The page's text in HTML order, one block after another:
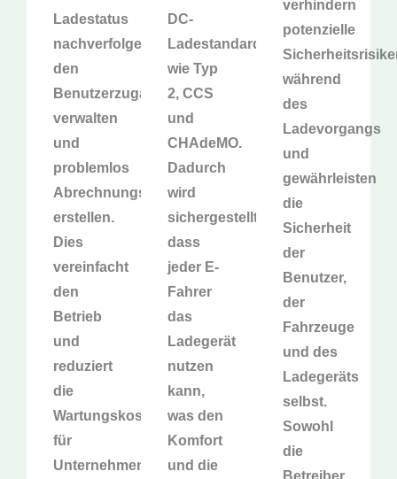
Ladestatus
nachverfolgen,
den
Benutzerzugang
verwalten
und
problemlos
Abrechnungsberichte
erstellen.
Dies
vereinfacht
den
Betrieb
und
reduziert
die
Wartungskosten
für
Unternehmen.
DC-
Ladestandards
wie Typ
2, CCS
und
CHAdeMO.
Dadurch
wird
sichergestellt,
dass
jeder E-
Fahrer
das
Ladegerät
nutzen
kann,
was den
Komfort
und die
verhindern
potenzielle
während
des
Ladevorgangs
und
gewährleisten
die
Sicherheit
der
Benutzer,
der
Fahrzeuge
und des
Ladegeräts
selbst.
Sowohl
die
Betreiber